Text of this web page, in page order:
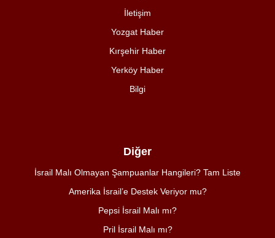
İletişim
Yozgat Haber
Kırşehir Haber
Yerköy Haber
Bilgi
Diğer
İsrail Malı Olmayan Şampuanlar Hangileri? Tam Liste
Amerika İsrail’e Destek Veriyor mu?
Pepsi İsrail Malı mı?
Pril İsrail Malı mı?